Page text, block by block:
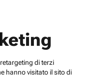
di terzi
hanno visitato il sito di